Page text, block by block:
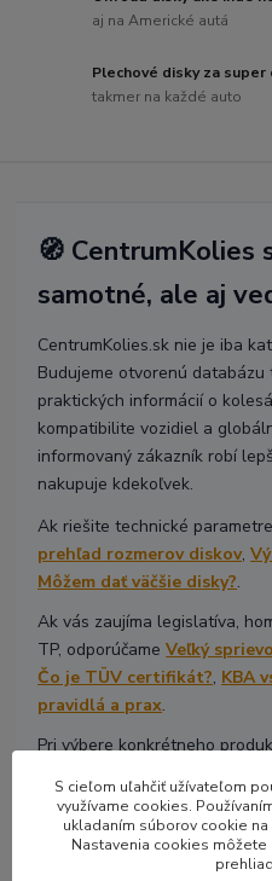
aj na Americké autá
Plechové disky za super
takmer na každé auto
🧭 CentrumKolies
samotné, ale aj
CentrumKolies.sk nie je iba
Budujeme otvorenú
praktických informácií o
kompatibilite vozidiel a
informovaný zákazník robí
nakupuje kdekoľvek.
Ak riešite technické
prehľad rozmerov diskov,
Môžem dať väčšie disky?.
Ak vás zaujíma legislatíva,
TP, odporúčameVeľký
Čo je TÜV certifikát?, KBA
pravidlá a prax.
Pri výbere konkrétneho
Ak si nie ste istí výberom,
alebo si prečítajteako u nás
objednávku kontrolujeme s
S cieľom uľahčiť užívateľom
využívame cookies.
ukladaním súborov cookie
Nastavenia cookies môžete